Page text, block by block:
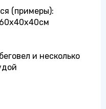
(примеры):
и несколько